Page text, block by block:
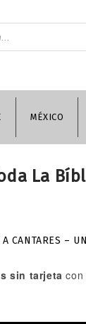
MÉXICO
La
CANTARES –
sin tarjeta con